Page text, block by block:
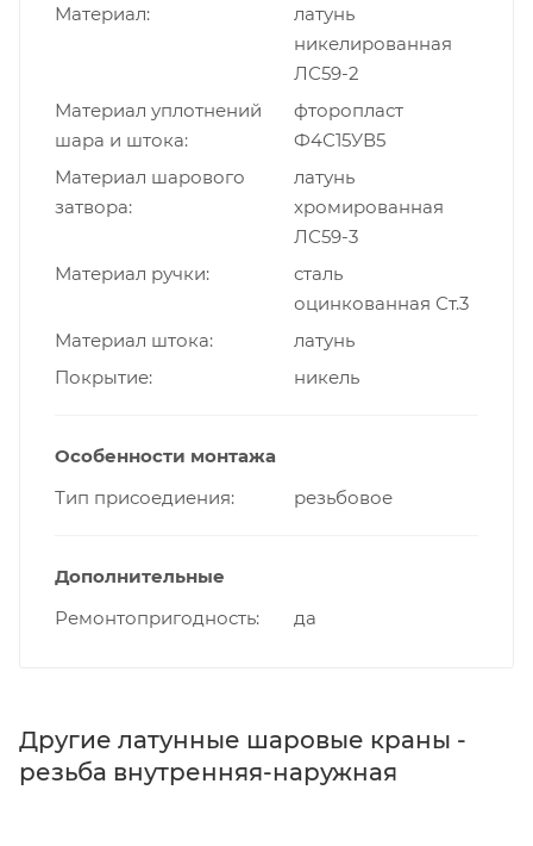
Материал
латунь
никелированная
ЛС59-2
Материал уплотнений
шара и штока
фторопласт
Ф4С15УВ5
Материал шарового
затвора
латунь
хромированная
ЛС59-3
Материал ручки
сталь
оцинкованная Ст.3
Материал штока
латунь
Покрытие
никель
Особенности монтажа
Тип присоедиения
резьбовое
Дополнительные
Ремонтопригодность
да
Другие латунные шаровые краны -
резьба внутренняя-наружная